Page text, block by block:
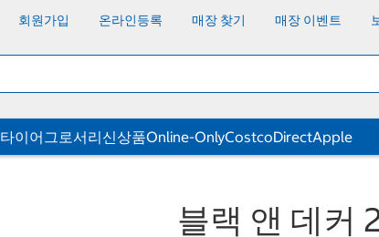
회원가입 온라인등록 매장 찾기 매장 이벤트
타이어그로서리신상품Online-OnlyCostcoDirectApple
블랙 앤 데커